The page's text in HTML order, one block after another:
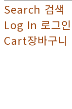
Search 검색
Log In 로그인
Cart장바구니